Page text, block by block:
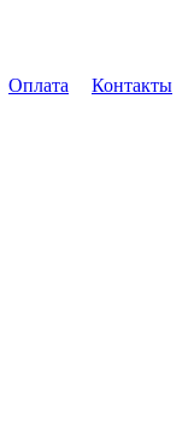
Оплата Контакты